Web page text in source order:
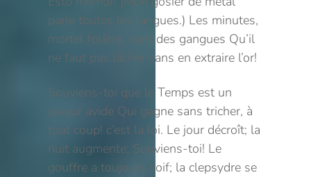
parle toutes les langues.) Les minutes,
mortel folâtre, sont des gangues Qu’il
ne faut pas lâcher sans en extraire l’or!
Souviens-toi que le Temps est un
joueur avide Qui gagne sans tricher, à
tout coup! c’est la loi. Le jour décroît; la
nuit augmente; Souviens-toi! Le
gouffre a toujours soif; la clepsydre se